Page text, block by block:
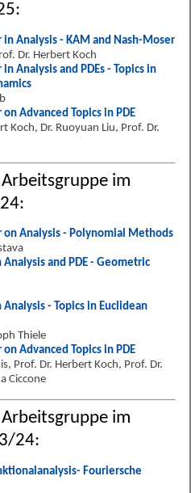
in Analysis - KAM and Nash-Moser
Dr. Herbert Koch
Analysis and PDEs - Topics in
Advanced Topics in PDE
Koch, Dr. Ruoyuan Liu, Prof. Dr.
im
on Analysis - Polynomial Methods
and PDE - Geometric
- Topics in Euclidean
Thiele
Advanced Topics in PDE
Prof. Dr. Herbert Koch, Prof. Dr.
Ciccone
im
24:
Fouriersche